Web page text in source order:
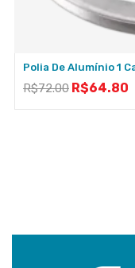
Polia De Alumínio 1
R$72.00 R$64.80